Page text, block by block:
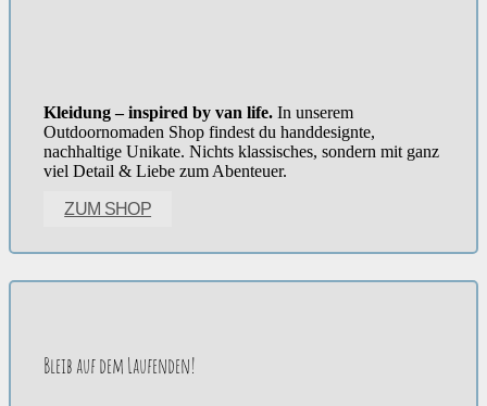
Kleidung – inspired by van life. In unserem
Outdoornomaden Shop findest du handdesignte,
nachhaltige Unikate. Nichts klassisches, sondern mit ganz
viel Detail & Liebe zum Abenteuer.
ZUM SHOP
Bleib auf dem Laufenden!